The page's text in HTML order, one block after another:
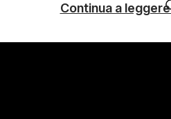
Continua a